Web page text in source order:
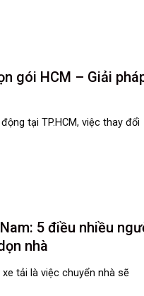
gói HCM – Giải
tại TP.HCM, việc thay đổi
5 điều nhiều
nhà
tải là việc chuyển nhà sẽ